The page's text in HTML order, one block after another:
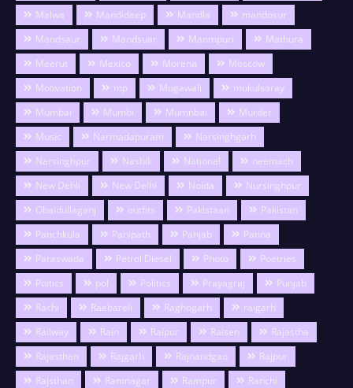
Malwa
Mandideep Mandla
mandosur
Mandsaur
Mandsuar Manmpuri
Mathura
Meerut
Mexico Morena
Moscow
Motivation
mp Mugawali
mukulsaray
Mumbai
Mumbi Mumnbai
Murder
Music
Narmadapuram
Narsinghgarh
Narsinghpur
Nashik National
neemach
New Dehli
New Delhi Noida
Nursinghpur
Obaidullaganj
outfits Pakistaan
Pakistan
Panchkula
Panipath Panjab
Panna
Paraswada
Petrol Diesel Photo
Poetries
Poitics
pol Politics Prayagraj
Punjab
Rachi
Raebareli Raghogarh
raigarh
Railway
Rain Raipur Raisen
Rajastha
Rajasthan
Rajgarh Rajnandgao
Rajpur
Rajsthan
Ramnagar Rampur
Ranchi